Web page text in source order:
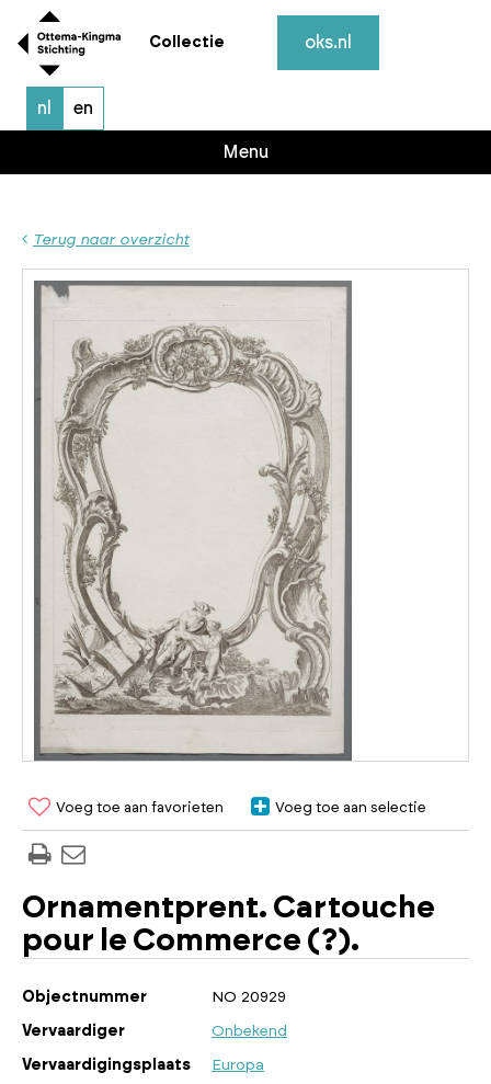
Collectie oks.nl
nl en
Menu
Terug naar overzicht
Voeg toe aan favorieten Voeg toe aan selectie
Ornamentprent. Cartouche
pour le Commerce (?).
Objectnummer NO 20929
Vervaardiger Onbekend
Vervaardigingsplaats Europa